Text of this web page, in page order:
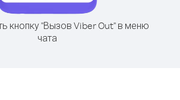
кнопку "Вызов Viber Out" в меню
чата